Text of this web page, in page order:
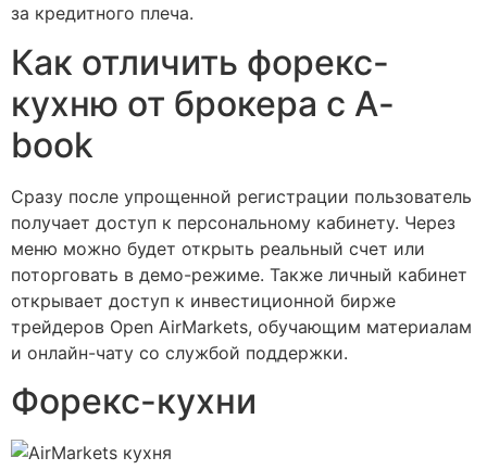
за кредитного плеча.
Как отличить форекс-
кухню от брокера с A-
book
Сразу после упрощенной регистрации пользователь
получает доступ к персональному кабинету. Через
меню можно будет открыть реальный счет или
поторговать в демо-режиме. Также личный кабинет
открывает доступ к инвестиционной бирже
трейдеров Open AirMarkets, обучающим материалам
и онлайн-чату со службой поддержки.
Форекс-кухни